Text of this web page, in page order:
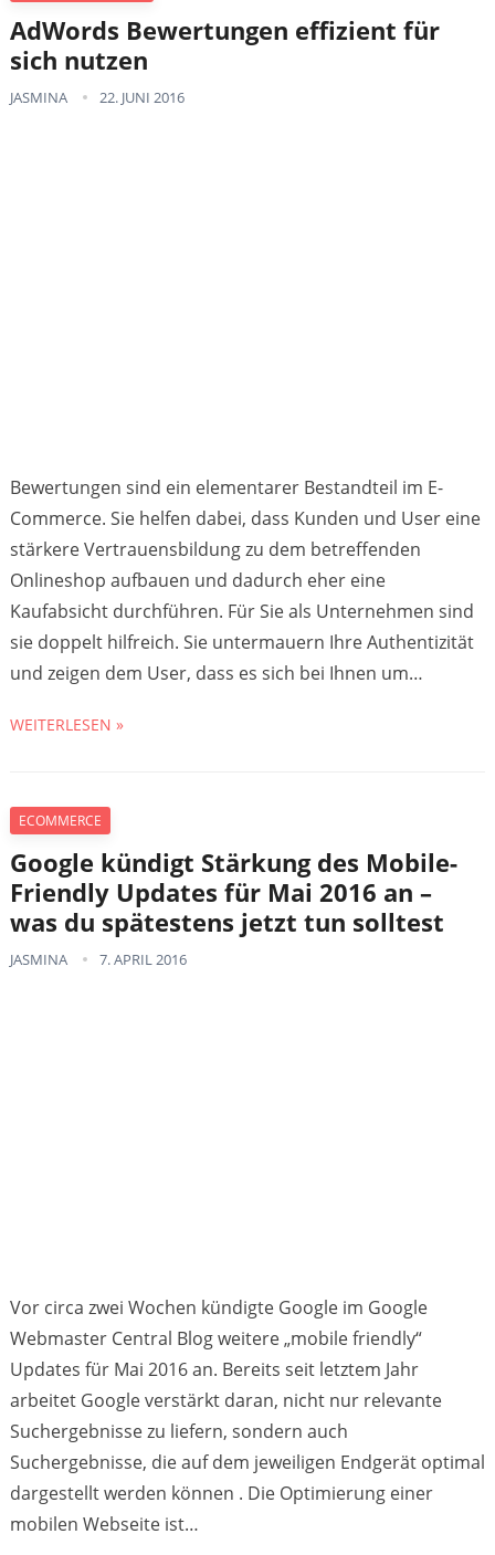
AdWords Bewertungen effizient für
sich nutzen
JASMINA 22. JUNI 2016
Bewertungen sind ein elementarer Bestandteil im E-
Commerce. Sie helfen dabei, dass Kunden und User eine
stärkere Vertrauensbildung zu dem betreffenden
Onlineshop aufbauen und dadurch eher eine
Kaufabsicht durchführen. Für Sie als Unternehmen sind
sie doppelt hilfreich. Sie untermauern Ihre Authentizität
und zeigen dem User, dass es sich bei Ihnen um…
WEITERLESEN »
ECOMMERCE
Google kündigt Stärkung des Mobile-
Friendly Updates für Mai 2016 an –
was du spätestens jetzt tun solltest
JASMINA 7. APRIL 2016
Vor circa zwei Wochen kündigte Google im Google
Webmaster Central Blog weitere „mobile friendly“
Updates für Mai 2016 an. Bereits seit letztem Jahr
arbeitet Google verstärkt daran, nicht nur relevante
Suchergebnisse zu liefern, sondern auch
Suchergebnisse, die auf dem jeweiligen Endgerät optimal
dargestellt werden können . Die Optimierung einer
mobilen Webseite ist…